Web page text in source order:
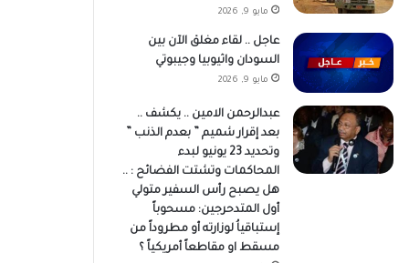
مايو 9, 2026
عاجل .. لقاء مغلق الآن بين
السودان واثيوبيا وجيبوتي
مايو 9, 2026
عبدالرحمن الامين .. يكشف ..
بعد إقرار شميم ” بعدم الذنب ”
وتحديد 23 يونيو لبدء
المحاكمات وتشتت الفضائح : ..
هل يصبح رأس السفير متولي
أول المتدحرجين: مسحوباً
إستباقياُ لوزارته أو مطروداً من
مسقط او مقاطعاً أمريكياً ؟